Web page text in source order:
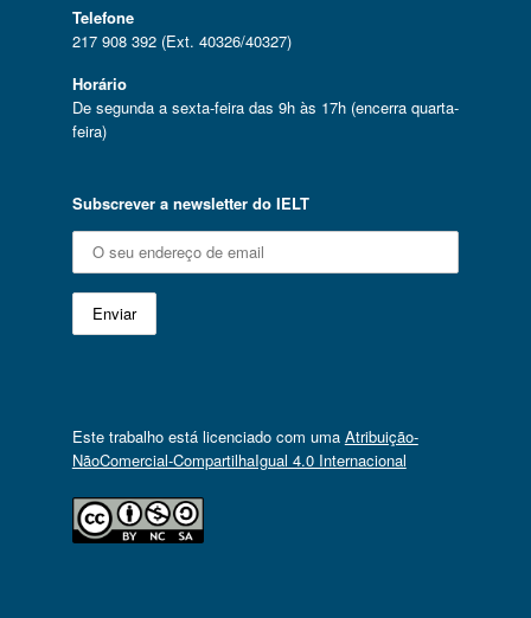
Telefone
217 908 392 (Ext. 40326/40327)
Horário
De segunda a sexta-feira das 9h às 17h (encerra quarta-
feira)
Subscrever a newsletter do IELT
Este trabalho está licenciado com uma Atribuição-
NãoComercial-CompartilhaIgual 4.0 Internacional